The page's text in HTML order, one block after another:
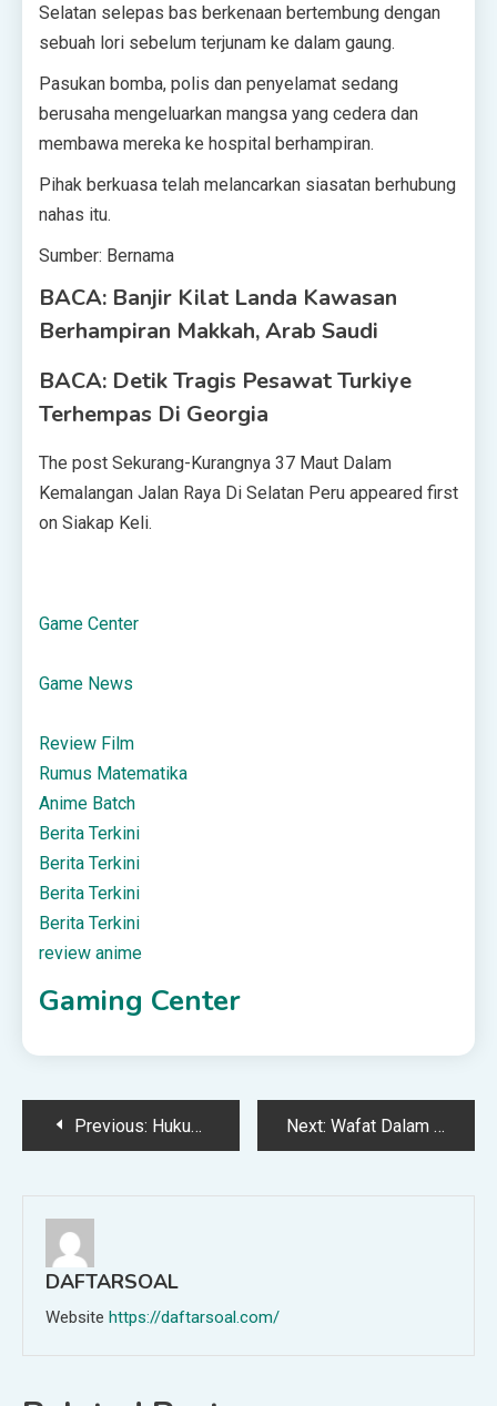
Selatan selepas bas berkenaan bertembung dengan
sebuah lori sebelum terjunam ke dalam gaung.
Pasukan bomba, polis dan penyelamat sedang
berusaha mengeluarkan mangsa yang cedera dan
membawa mereka ke hospital berhampiran.
Pihak berkuasa telah melancarkan siasatan berhubung
nahas itu.
Sumber: Bernama
BACA: Banjir Kilat Landa Kawasan
Berhampiran Makkah, Arab Saudi
BACA: Detik Tragis Pesawat Turkiye
Terhempas Di Georgia
The post Sekurang-Kurangnya 37 Maut Dalam
Kemalangan Jalan Raya Di Selatan Peru appeared first
on Siakap Keli.
Game Center
Game News
Review Film
Rumus Matematika
Anime Batch
Berita Terkini
Berita Terkini
Berita Terkini
Berita Terkini
review anime
Gaming Center
PostPrevious: Hukum Mencukur Rambut di Bawah Bibir Next: Wafat Dalam Keadaan Berhutang: Bagaimana Nasibnya?
DAFTARSOAL
Website https://daftarsoal.com/